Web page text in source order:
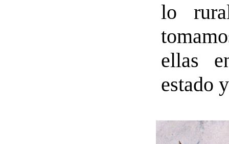
lo
ellas
estado